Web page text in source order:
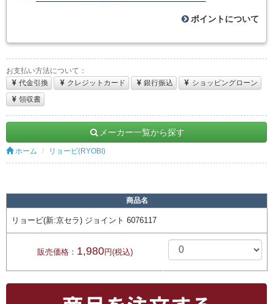
ポイントについて
お支払い方法について：
代金引換
クレジットカード 銀行振込
ショッピングローン
領収書
メーカー一覧から探す
ホーム リョービ(RYOBI)
商品名
リョービ(新:京セラ) ジョイント 6076117
販売価格： 1,980円(税込)